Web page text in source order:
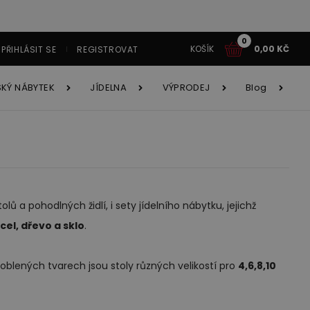
PŘIHLÁSIT SE REGISTROVAT KOŠÍK
0
0,00 KČ
souprava AstolaObývací stěna Kama
NÁBYTEK JÍDELNA VÝPRODEJ Blog
a pohodlných židlí, i sety jídelního nábytku, jejichž
dřevo a sklo.
tvarech jsou stoly různých velikostí pro 4,6,8,10